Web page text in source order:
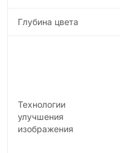
Глубина цвета
Технологии
улучшения
изображения